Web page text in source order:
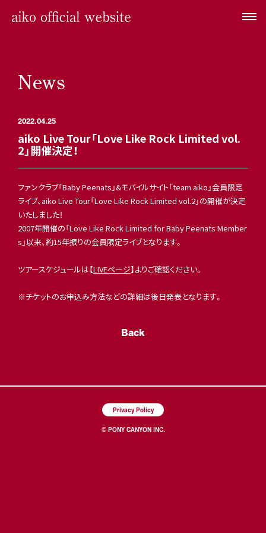
News
2022.04.25
aiko Live Tour「Love Like Rock Limited vol.
2」開催決定！
ファンクラブ「Baby Peenats」&モバイルサイト「team aiko」会員限定
ライブ、aiko Live Tour「Love Like Rock Limited vol.2」の開催が決定
いたしました！
2007年開催の「Love Like Rock Limited for Baby Peenats Member
s」以来、約15年振りの会員限定ライブとなります。
ツアースケジュールは【LIVEページ】よりご確認ください。
※チケットのお申込み方法などの詳細は後日発表となります。
Back
Privacy Policy
© PONY CANYON INC.